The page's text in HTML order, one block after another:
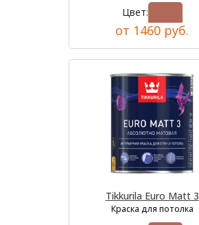
Цвет:
от 1460 руб.
Tikkurila Euro Matt 3
Краска для потолка